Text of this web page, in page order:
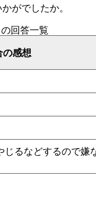
がでしたか。
の感想
回答一覧
じるなどするので嫌